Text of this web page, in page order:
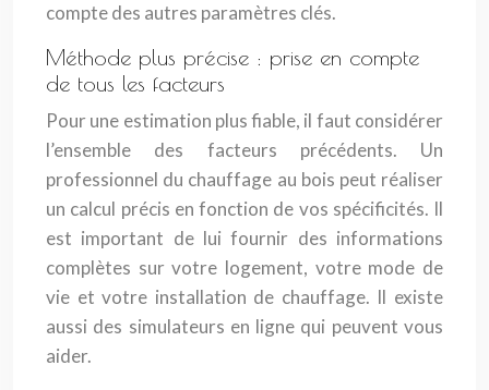
compte des autres paramètres clés.
Méthode plus précise : prise en compte
de tous les facteurs
Pour une estimation plus fiable, il faut considérer
l’ensemble des facteurs précédents. Un
professionnel du chauffage au bois peut réaliser
un calcul précis en fonction de vos spécificités. Il
est important de lui fournir des informations
complètes sur votre logement, votre mode de
vie et votre installation de chauffage. Il existe
aussi des simulateurs en ligne qui peuvent vous
aider.